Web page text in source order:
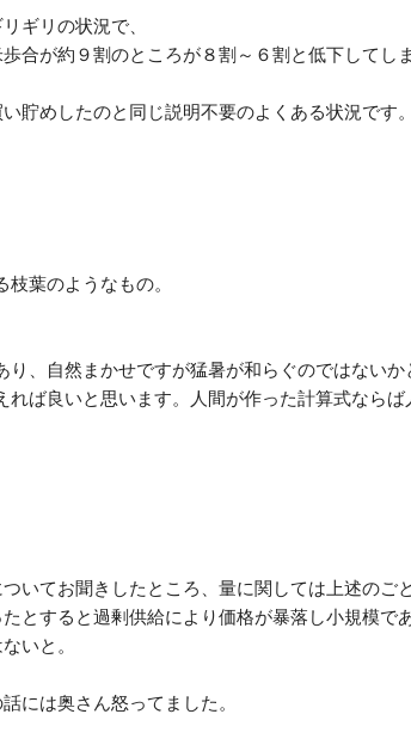
ギリの状況で、
合が約９割のところが８割～６割と低下してし
貯めしたのと同じ説明不要のよくある状況です。
葉のよう なもの。
、自然まかせですが猛暑が和らぐのではないか
ば良いと 思います。人間が作った計算式ならば
いてお聞きしたところ、量に関しては上述の
とすると過剰供給により価格が暴落し小規模で
いと。
には奥さん怒ってました。